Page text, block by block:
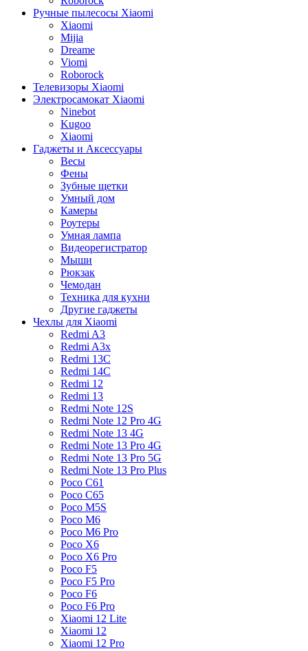
Ручные пылесосы Xiaomi
Xiaomi
Mijia
Dreame
Viomi
Roborock
Телевизоры Xiaomi
Электросамокат Xiaomi
Ninebot
Kugoo
Xiaomi
Гаджеты и Аксессуары
Весы
Фены
Зубные щетки
Умный дом
Камеры
Роутеры
Умная лампа
Видеорегистратор
Мыши
Рюкзак
Чемодан
Техника для кухни
Другие гаджеты
Чехлы для Xiaomi
Redmi A3
Redmi A3x
Redmi 13C
Redmi 14C
Redmi 12
Redmi 13
Redmi Note 12S
Redmi Note 12 Pro 4G
Redmi Note 13 4G
Redmi Note 13 Pro 4G
Redmi Note 13 Pro 5G
Redmi Note 13 Pro Plus
Poco C61
Poco C65
Poco M5S
Poco M6
Poco M6 Pro
Poco X6
Poco X6 Pro
Poco F5
Poco F5 Pro
Poco F6
Poco F6 Pro
Xiaomi 12 Lite
Xiaomi 12
Xiaomi 12 Pro